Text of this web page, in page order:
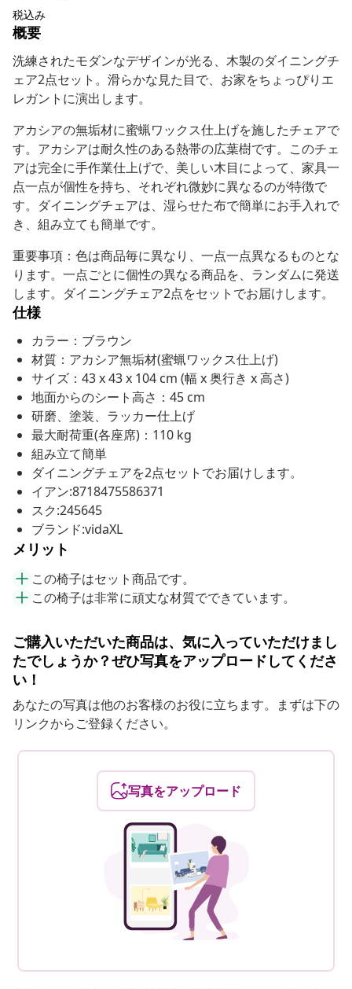
税込み
概要
洗練されたモダンなデザインが光る、木製のダイニングチ
ェア2点セット。滑らかな見た目で、お家をちょっぴりエ
レガントに演出します。
アカシアの無垢材に蜜蝋ワックス仕上げを施したチェアで
す。アカシアは耐久性のある熱帯の広葉樹です。このチェ
アは完全に手作業仕上げで、美しい木目によって、家具一
点一点が個性を持ち、それぞれ微妙に異なるのが特徴で
す。ダイニングチェアは、湿らせた布で簡単にお手入れで
き、組み立ても簡単です。
重要事項：色は商品毎に異なり、一点一点異なるものとな
ります。一点ごとに個性の異なる商品を、ランダムに発送
します。ダイニングチェア2点をセットでお届けします。
仕様
カラー：ブラウン
材質：アカシア無垢材(蜜蝋ワックス仕上げ)
サイズ：43 x 43 x 104 cm (幅 x 奥行き x 高さ)
地面からのシート高さ：45 cm
研磨、塗装、ラッカー仕上げ
最大耐荷重(各座席)：110 kg
組み立て簡単
ダイニングチェアを2点セットでお届けします。
イアン:8718475586371
スク:245645
ブランド:vidaXL
メリット
この椅子はセット商品です。
この椅子は非常に頑丈な材質でできています。
ご購入いただいた商品は、気に入っていただけまし
たでしょうか？ぜひ写真をアップロードしてくださ
い！
あなたの写真は他のお客様のお役に立ちます。まずは下の
リンクからご登録ください。
写真をアップロード